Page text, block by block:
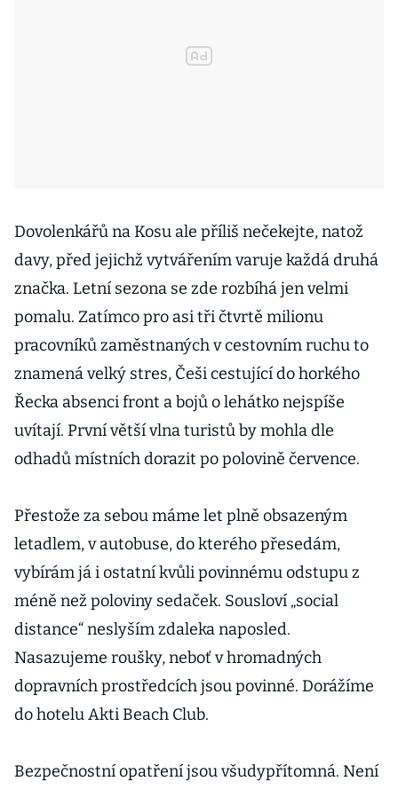
Dovolenkářů na Kosu ale příliš nečekejte, natož
davy, před jejichž vytvářením varuje každá druhá
značka. Letní sezona se zde rozbíhá jen velmi
pomalu. Zatímco pro asi tři čtvrtě milionu
pracovníků zaměstnaných v cestovním ruchu to
znamená velký stres, Češi cestující do horkého
Řecka absenci front a bojů o lehátko nejspíše
uvítají. První větší vlna turistů by mohla dle
odhadů místních dorazit po polovině července.
Přestože za sebou máme let plně obsazeným
letadlem, v autobuse, do kterého přesedám,
vybírám já i ostatní kvůli povinnému odstupu z
méně než poloviny sedaček. Sousloví „social
distance“ neslyším zdaleka naposled.
Nasazujeme roušky, neboť v hromadných
dopravních prostředcích jsou povinné. Dorážíme
do hotelu Akti Beach Club.
Bezpečnostní opatření jsou všudypřítomná. Není